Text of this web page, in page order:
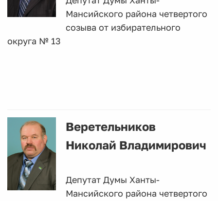
Мансийского района четвертого
созыва от избирательного
округа № 13
Веретельников
Николай Владимирович
Депутат Думы Ханты-
Мансийского района четвертого